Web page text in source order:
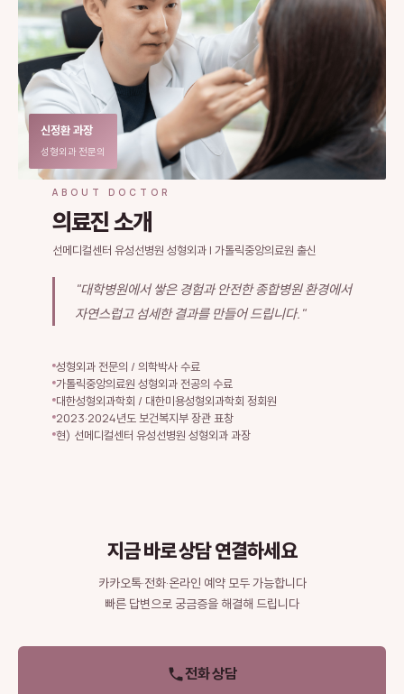
신정환 과장
성형외과 전문의
ABOUT DOCTOR
의료진 소개
선메디컬센터 유성선병원 성형외과 | 가톨릭중앙의료원 출신
"대학병원에서 쌓은 경험과 안전한 종합병원 환경에서
자연스럽고 섬세한 결과를 만들어 드립니다."
성형외과 전문의 / 의학박사 수료
가톨릭중앙의료원 성형외과 전공의 수료
대한성형외과학회 / 대한미용성형외과학회 정회원
2023·2024년도 보건복지부 장관 표창
현) 선메디컬센터 유성선병원 성형외과 과장
지금 바로 상담 연결하세요
카카오톡·전화·온라인 예약 모두 가능합니다
빠른 답변으로 궁금증을 해결해 드립니다
전화 상담